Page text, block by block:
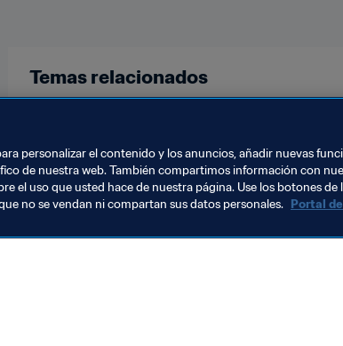
Temas relacionados
personalizar el contenido y los anuncios, añadir nuevas
de nuestra web. También compartimos información con
el uso que usted hace de nuestra página. Use los botones de
no se vendan ni compartan sus datos personales. Portal